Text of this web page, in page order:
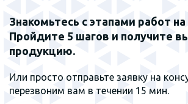
Знакомьтесь с этапами работ на
Пройдите 5 шагов и получите
продукцию.
Или просто отправьте заявку на
перезвоним вам в течении 15 мин.